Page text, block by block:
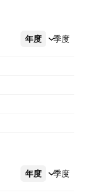
年度 季度
更多
年度 季度
更多